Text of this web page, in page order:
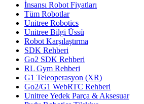
İnsansı Robot Fiyatları
Tüm Robotlar
Unitree Robotics
Unitree Bilgi Üssü
Robot Karşılaştırma
SDK Rehberi
Go2 SDK Rehberi
RL Gym Rehberi
G1 Teleoperasyon (XR)
Go2/G1 WebRTC Rehberi
Unitree Yedek Parça & Aksesuar